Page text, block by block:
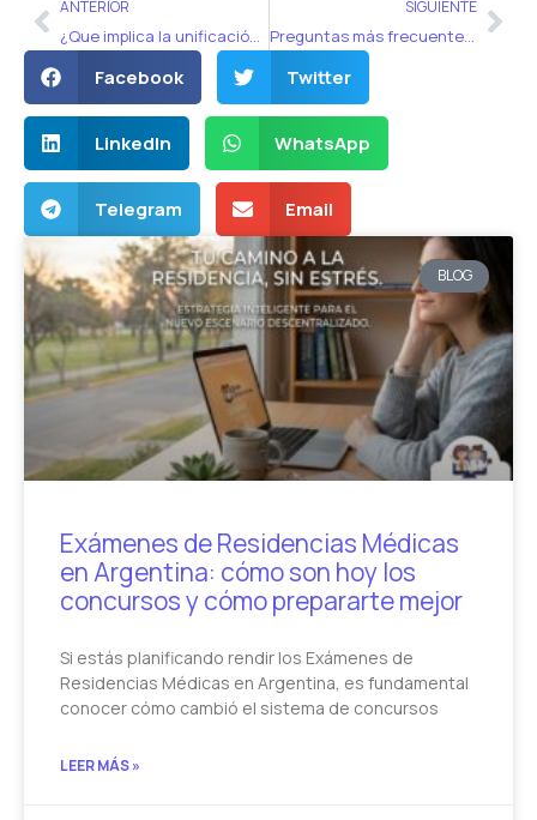
ANTERIOR
¿Que implica la unificación del examen único para quienes rinden en Mendoza?
SIGUIENTE
Preguntas más frecuentes del examen único 2019
Facebook Twitter
LinkedIn WhatsApp
Telegram Email
BLOG
Exámenes de Residencias Médicas
en Argentina: cómo son hoy los
concursos y cómo prepararte mejor
Si estás planificando rendir los Exámenes de
Residencias Médicas en Argentina, es fundamental
conocer cómo cambió el sistema de concursos
LEER MÁS »